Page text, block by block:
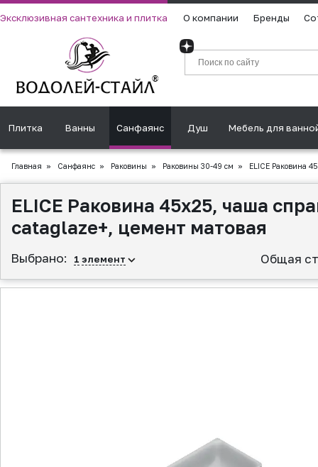
Эксклюзивная сантехника и плитка О компании Бренды
Плитка Ванны Санфаянс Душ Мебель для
Главная » Санфаянс » Раковины » Раковины 30-49 см » ELICE Раковина
ELICE Раковина 45x25, чаша
cataglaze+, цемент матовая
Выбрано: 1 элемент Общая